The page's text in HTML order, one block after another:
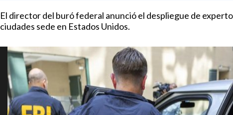
El director del buró federal anunció el despliegue de
ciudades sede en Estados Unidos.